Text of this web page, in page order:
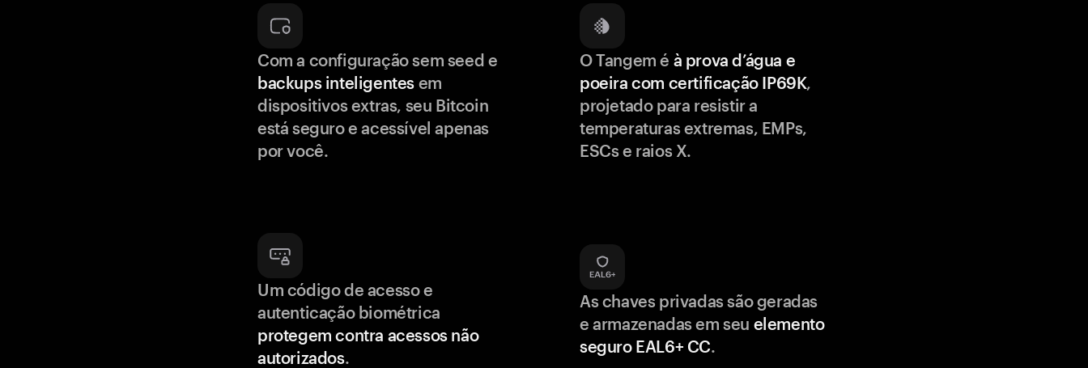
Com a configuração sem seed e
backups inteligentes em
dispositivos extras, seu Bitcoin
está seguro e acessível apenas
por você.
O Tangem é à prova d’água e
poeira com certificação IP69K,
projetado para resistir a
temperaturas extremas, EMPs,
ESCs e raios X.
Um código de acesso e
autenticação biométrica
protegem contra acessos não
autorizados.
As chaves privadas são geradas
e armazenadas em seu elemento
seguro EAL6+ CC.